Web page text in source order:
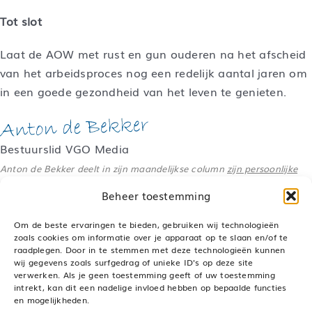
Beheer toestemming
Om de beste ervaringen te bieden, gebruiken wij technologieën
zoals cookies om informatie over je apparaat op te slaan en/of te
raadplegen. Door in te stemmen met deze technologieën kunnen
wij gegevens zoals surfgedrag of unieke ID's op deze site
verwerken. Als je geen toestemming geeft of uw toestemming
intrekt, kan dit een nadelige invloed hebben op bepaalde functies
en mogelijkheden.
Tot slot
Laat de AOW met rust en gun ouderen na het afscheid
van het arbeidsproces nog een redelijk aantal jaren om
in een goede gezondheid van het leven te genieten.
Bestuurslid VGO Media
Anton de Bekker deelt in zijn maandelijkse column zijn persoonlijke
Deel dit bericht, kies je platform!
LinkedInWhatsApp
Pinterest
E-
mail